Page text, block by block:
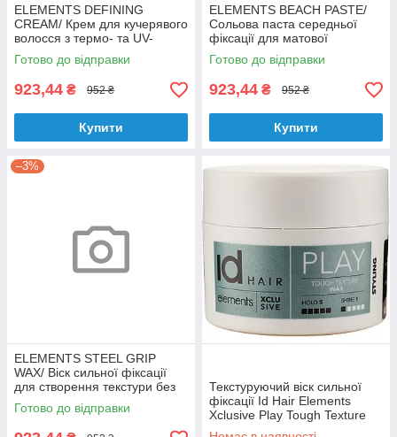
ELEMENTS DEFINING
CREAM/ Крем для кучерявого
волосся з термо- та UV-
захистом, 150 мл
Готово до відправки
923,44 ₴ 952 ₴
Купити
ELEMENTS BEACH PASTE/
Сольова паста середньої
фіксації для матової
текстури, 125 мл
Готово до відправки
923,44 ₴ 952 ₴
Купити
–3%
ELEMENTS STEEL GRIP
WAX/ Віск сильної фіксації
для створення текстури без
обтяження, 100 мл
Готово до відправки
Текстуруючий віск сильної
фіксації Id Hair Elements
Xclusive Play Tough Texture
Wax 100 мл